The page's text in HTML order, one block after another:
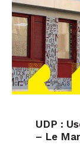
UDP :
– Le